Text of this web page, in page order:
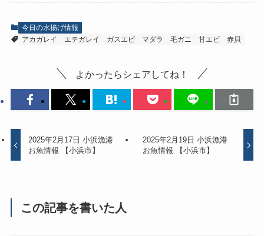
今日の水揚げ情報
アカガレイ
エテガレイ ガスエビ マダラ 毛ガニ 甘エビ 赤貝
よかったらシェアしてね！
2025年2月17日 小浜漁港
お魚情報 【小浜市】
2025年2月19日 小浜漁港
お魚情報 【小浜市】
この記事を書いた人